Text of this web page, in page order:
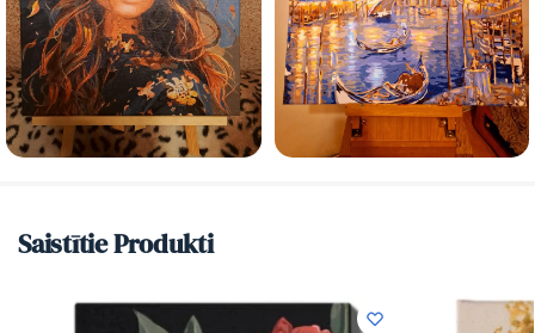
Saistītie Produkti